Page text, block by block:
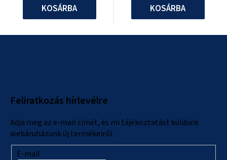
KOSÁRBA KOSÁRBA
Feliratkozás hírlevélre
Adja meg az e-mail címét, és mi tájékoztatást küldünk
webáruházunk új termékeiről.
E-mail